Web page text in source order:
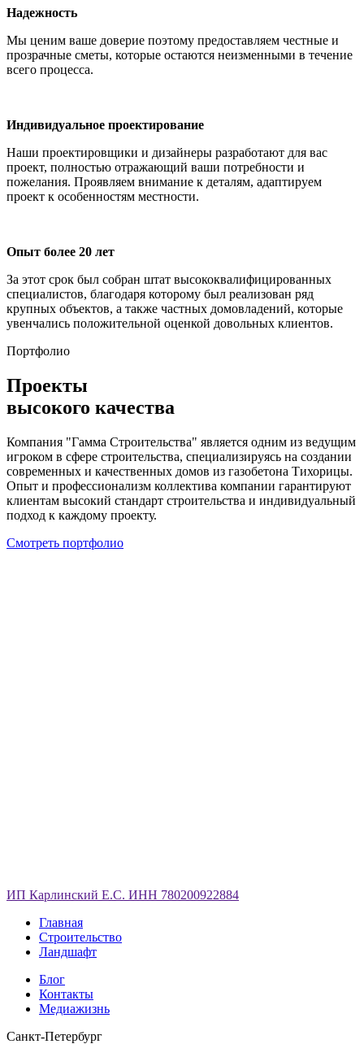
Надежность
Мы ценим ваше доверие поэтому предоставляем честные и
прозрачные сметы, которые остаются неизменными в течение
всего процесса.
Индивидуальное проектирование
Наши проектировщики и дизайнеры разработают для вас
проект, полностью отражающий ваши потребности и
пожелания. Проявляем внимание к деталям, адаптируем
проект к особенностям местности.
Опыт более 20 лет
За этот срок был собран штат высококвалифицированных
специалистов, благодаря которому был реализован ряд
крупных объектов, а также частных домовладений, которые
увенчались положительной оценкой довольных клиентов.
Портфолио
Проекты
высокого качества
Компания "Гамма Строительства" является одним из ведущим
игроком в сфере строительства, специализируясь на создании
современных и качественных домов из газобетона Тихорицы.
Опыт и профессионализм коллектива компании гарантируют
клиентам высокий стандарт строительства и индивидуальный
подход к каждому проекту.
Смотреть портфолио
ИП Карлинский Е.С. ИНН 780200922884
Главная
Строительство
Ландшафт
Блог
Контакты
Медиажизнь
Санкт-Петербург